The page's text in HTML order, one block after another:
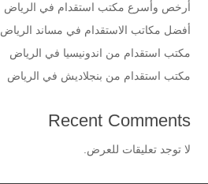
أرخص وأسرع مكتب استقدام في الرياض
أفضل مكاتب الاستقدام في مساند الرياض
مكتب استقدام من اندونيسيا في الرياض
مكتب استقدام من بنجلاديش في الرياض
Recent Comments
لا توجد تعليقات للعرض.